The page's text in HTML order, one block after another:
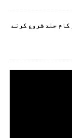
جلد شروع کرنے